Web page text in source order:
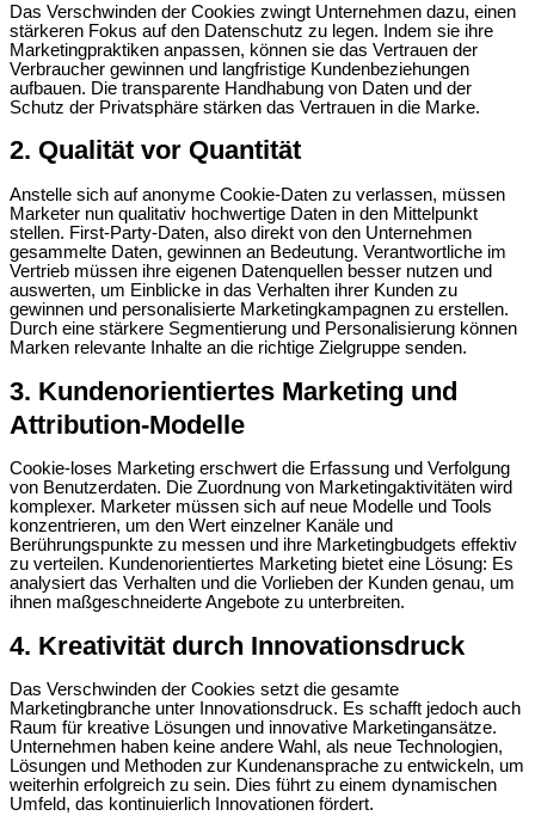
Das Verschwinden der Cookies zwingt Unternehmen dazu, einen
stärkeren Fokus auf den Datenschutz zu legen. Indem sie ihre
Marketingpraktiken anpassen, können sie das Vertrauen der
Verbraucher gewinnen und langfristige Kundenbeziehungen
aufbauen. Die transparente Handhabung von Daten und der
Schutz der Privatsphäre stärken das Vertrauen in die Marke.
2. Qualität vor Quantität
Anstelle sich auf anonyme Cookie-Daten zu verlassen, müssen
Marketer nun qualitativ hochwertige Daten in den Mittelpunkt
stellen. First-Party-Daten, also direkt von den Unternehmen
gesammelte Daten, gewinnen an Bedeutung. Verantwortliche im
Vertrieb müssen ihre eigenen Datenquellen besser nutzen und
auswerten, um Einblicke in das Verhalten ihrer Kunden zu
gewinnen und personalisierte Marketingkampagnen zu erstellen.
Durch eine stärkere Segmentierung und Personalisierung können
Marken relevante Inhalte an die richtige Zielgruppe senden.
3. Kundenorientiertes Marketing und
Attribution-Modelle
Cookie-loses Marketing erschwert die Erfassung und Verfolgung
von Benutzerdaten. Die Zuordnung von Marketingaktivitäten wird
komplexer. Marketer müssen sich auf neue Modelle und Tools
konzentrieren, um den Wert einzelner Kanäle und
Berührungspunkte zu messen und ihre Marketingbudgets effektiv
zu verteilen. Kundenorientiertes Marketing bietet eine Lösung: Es
analysiert das Verhalten und die Vorlieben der Kunden genau, um
ihnen maßgeschneiderte Angebote zu unterbreiten.
4. Kreativität durch Innovationsdruck
Das Verschwinden der Cookies setzt die gesamte
Marketingbranche unter Innovationsdruck. Es schafft jedoch auch
Raum für kreative Lösungen und innovative Marketingansätze.
Unternehmen haben keine andere Wahl, als neue Technologien,
Lösungen und Methoden zur Kundenansprache zu entwickeln, um
weiterhin erfolgreich zu sein. Dies führt zu einem dynamischen
Umfeld, das kontinuierlich Innovationen fördert.